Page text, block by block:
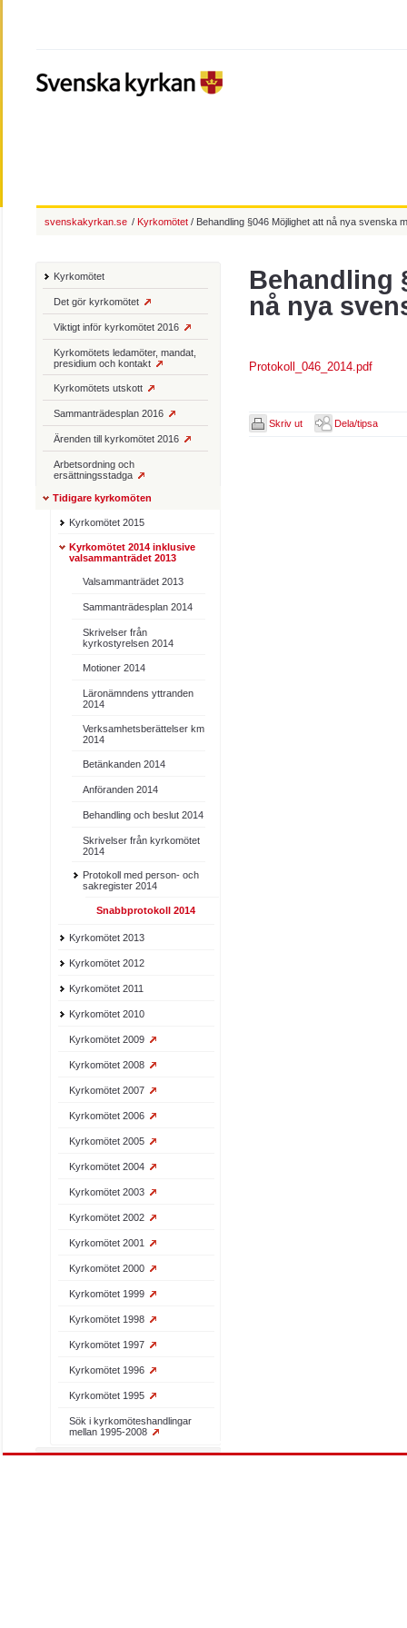
Behandling
nå nya
Protokoll_046_2014.pdf
Skriv ut Dela/tipsa
Kyrkomötet
Det gör kyrkomötet
Viktigt inför kyrkomötet 2016
Kyrkomötets ledamöter, mandat,
presidium och kontakt
Kyrkomötets utskott
Sammanträdesplan 2016
Ärenden till kyrkomötet 2016
Arbetsordning och
ersättningsstadga
Tidigare kyrkomöten
Kyrkomötet 2015
Kyrkomötet 2014 inklusive
valsammanträdet 2013
Valsammanträdet 2013
Sammanträdesplan 2014
Skrivelser från
kyrkostyrelsen 2014
Motioner 2014
Läronämndens yttranden
2014
Verksamhetsberättelser km
2014
Betänkanden 2014
Anföranden 2014
Behandling och beslut 2014
Skrivelser från kyrkomötet
2014
Protokoll med person- och
sakregister 2014
Snabbprotokoll 2014
Kyrkomötet 2013
Kyrkomötet 2012
Kyrkomötet 2011
Kyrkomötet 2010
Kyrkomötet 2009
Kyrkomötet 2008
Kyrkomötet 2007
Kyrkomötet 2006
Kyrkomötet 2005
Kyrkomötet 2004
Kyrkomötet 2003
Kyrkomötet 2002
Kyrkomötet 2001
Kyrkomötet 2000
Kyrkomötet 1999
Kyrkomötet 1998
Kyrkomötet 1997
Kyrkomötet 1996
Kyrkomötet 1995
Sök i kyrkomöteshandlingar
mellan 1995-2008
svenskakyrkan.se / Kyrkomötet / Behandling §046 Möjlighet att nå nya svenska